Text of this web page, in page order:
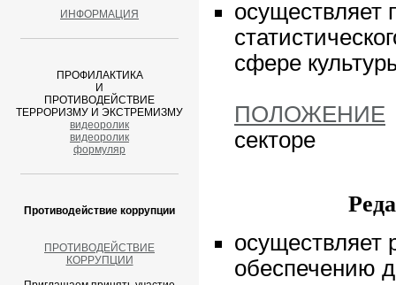
ИНФОРМАЦИЯ
ПРОФИЛАКТИКА
И
ПРОТИВОДЕЙСТВИЕ
ТЕРРОРИЗМУ И ЭКСТРЕМИЗМУ
видеоролик
видеоролик
формуляр
Противодействие коррупции
ПРОТИВОДЕЙСТВИЕ
КОРРУПЦИИ
осуществляет
сфере
ПОЛОЖЕНИЕ
секторе
осуществляет
обеспечению